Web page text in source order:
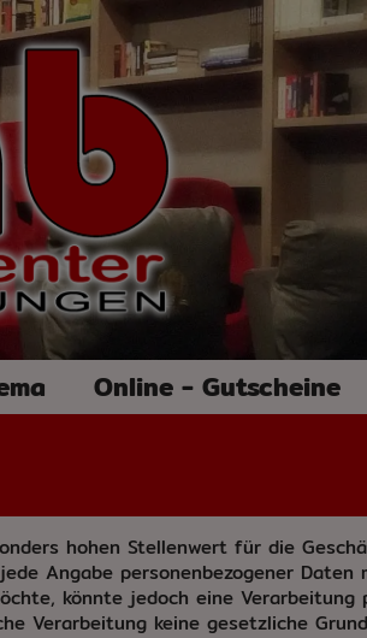
Online - Gutscheine
hohen Stellenwert für die
Angabe personenbezogener Daten
könnte jedoch eine Verarbeitung
Verarbeitung keine gesetzliche